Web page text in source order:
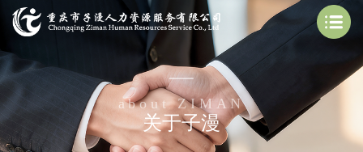
about ZIMAN
关于子漫